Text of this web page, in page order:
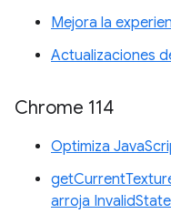
Mejora la
Actualizaciones
Chrome 114
Optimiza
arroja